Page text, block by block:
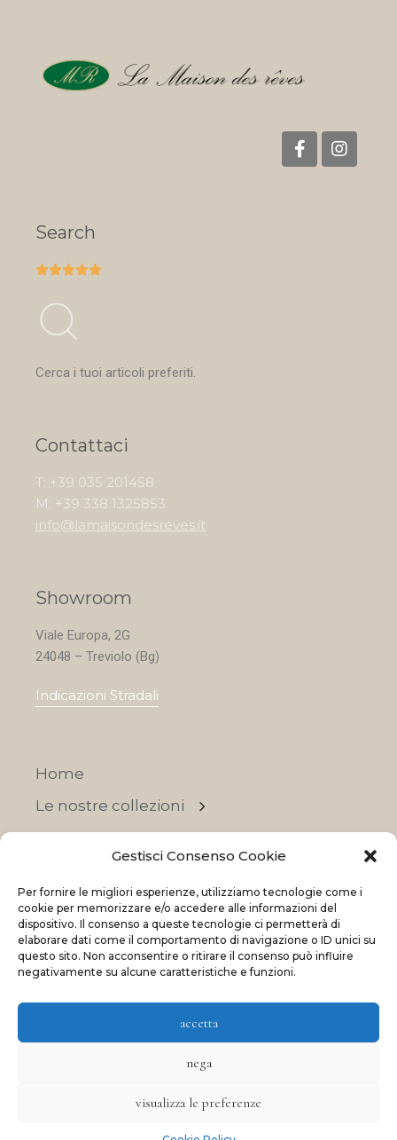
Gestisci Consenso Cookie
Per fornire le migliori esperienze, utilizziamo tecnologie come i
cookie per memorizzare e/o accedere alle informazioni del
dispositivo. Il consenso a queste tecnologie ci permetterà di
elaborare dati come il comportamento di navigazione o ID unici su
questo sito. Non acconsentire o ritirare il consenso può influire
negativamente su alcune caratteristiche e funzioni.
accetta
nega
visualizza le preferenze
Search

Cerca i tuoi articoli preferiti.
Contattaci
T: +39 035 201458
M: +39 338 1325853
info@lamaisondesreves.it
Showroom
Viale Europa, 2G
24048 – Treviolo (Bg)
Indicazioni Stradali
Home
Le nostre collezioni
OFFERTE
© 2023 La Maison Des Reves | All rights reserved
and by